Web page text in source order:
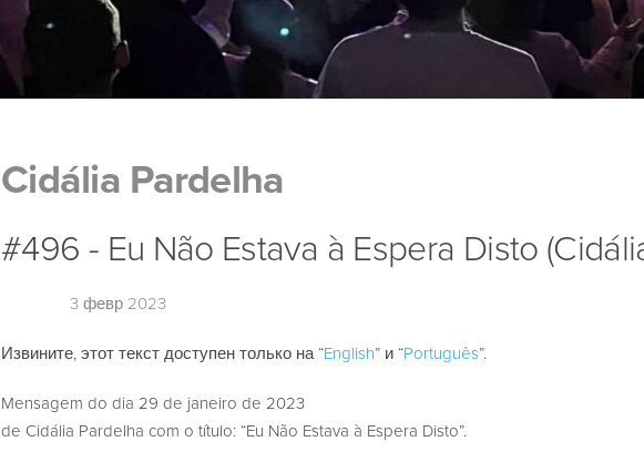
Cidália Pardelha
#496 - Eu Não Estava à Espera Disto
3 февр 2023
Извините, этот текст доступен только на “English” и “Português”.
Mensagem do dia 29 de janeiro de 2023
de Cidália Pardelha com o título: “Eu Não Estava à Espera Disto”.